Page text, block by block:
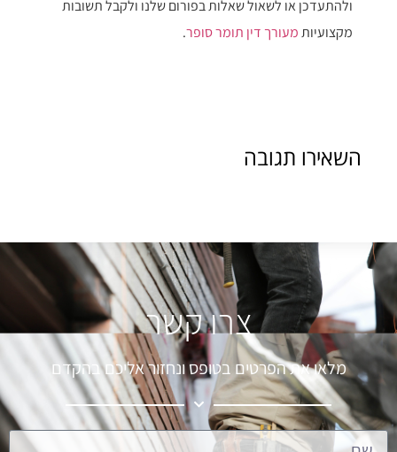
ולהתעדכן או לשאול שאלות בפורום שלנו ולקבל תשובות
מקצועיותמעורך דין תומר סופר.
השאירו תגובה
צרו קשר
מלאו את הפרטים בטופס ונחזור אליכם בהקדם